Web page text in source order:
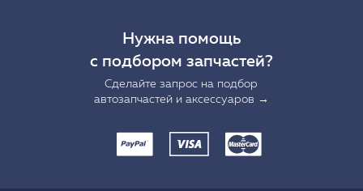
Нужна помощь
с подбором запчастей?
Сделайте запрос на подбор
автозапчастей и аксессуаров →